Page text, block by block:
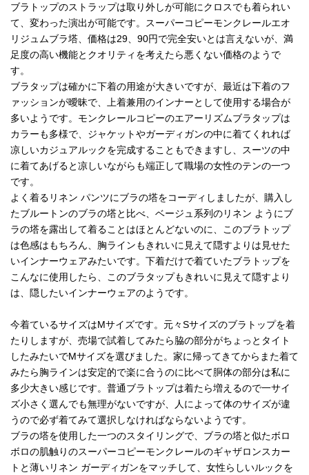
ブラトップのストラップは取り外しが可能にクロスでも着られい
て、変わった演出が可能です。スーパーコピーモンクレールエオ
リジュムブラ塔、価格は29、90円で完全安いとは言えないが、満
足度の高い機能とクオリティを考えたら悪くない価格のようで
す。
ブラタップは確かに下着の用途が大きいですが、最近は下着のフ
ァッションが曖昧で、上着兼用のインナーとして使用する場合が
多いようです。モンクレールコピーのエアーリズムブラタップは
カラーも多様で、ジャケットやガーディガンの中に着てくれれば
凉しいカジュアルックを完成することもできますし、スーツの中
に着てあげると凉しいながらも端正して職場の女性のテンの一つ
です。
よく着るリネン パンツにブラの塔をコーディしましたが、購入し
たブルートンのブラの塔と比べ、ベージュ系列のリネン ようにブ
ラの塔を露出して着ることはほとんどないのに、このブラトップ
は色感はもちろん、胸ラインもきれいに見えて隠すよりは見せた
いインナーウェアみたいです。下着だけで着ていたブラトップを
こんなに使用したら、このブラタップもきれいに見えて隠すより
は、隠したいインナーウェアのようです。
今着ているサイズはMサイズです。元々Sサイズのブラトップを着
たりしますが、売場で試着してみたら脇の部分がちょっとタイト
したみたいでMサイズを選びました。家に帰ってきてからまた着て
みたら胸ラインは安定的で楽に合うのに比べて胴体の部分は私に
多少大きい感じです。普通ブラトップは着たら増えるので一サイ
ズ小さく選んでも無理がないですが、人によって体のサイズが違
うので必ず着てみて選択しなければならないようです。
ブラの塔を使用した一つのスタイリングで、ブラの塔と似たボロ
ボロの肌触りのスーパーコピーモンクレールのギャザロンスカー
トと薄いリネン ガーディガンをマッチして、女性らしいルックを